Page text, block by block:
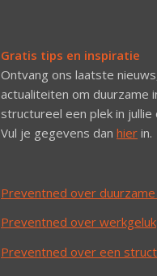
Gratis tips en inspiratie
Ontvang ons laatste
actualiteiten om duurzame
structureel een plek in
Vul je gegevens danhier in.
Preventned over
Preventned over werkgeluk
Preventned over een